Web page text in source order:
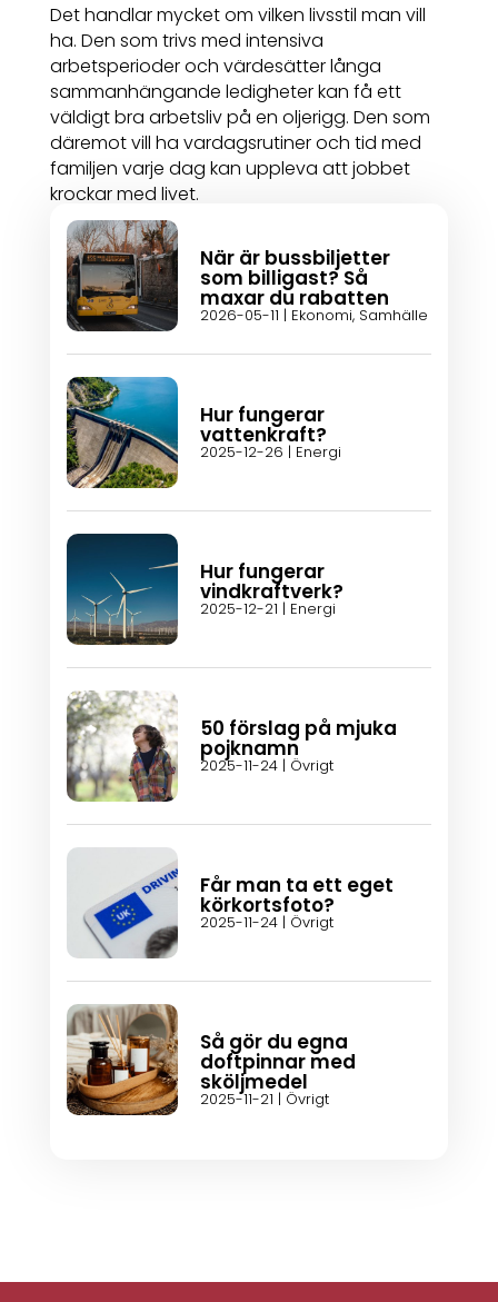
Det handlar mycket om vilken livsstil man vill
ha. Den som trivs med intensiva
arbetsperioder och värdesätter långa
sammanhängande ledigheter kan få ett
väldigt bra arbetsliv på en oljerigg. Den som
däremot vill ha vardagsrutiner och tid med
familjen varje dag kan uppleva att jobbet
krockar med livet.
När är bussbiljetter
som billigast? Så
maxar du rabatten
2026-05-11 | Ekonomi, Samhälle
Hur fungerar
vattenkraft?
2025-12-26 | Energi
Hur fungerar
vindkraftverk?
2025-12-21 | Energi
50 förslag på mjuka
pojknamn
2025-11-24| Övrigt
Får man ta ett eget
körkortsfoto?
2025-11-24| Övrigt
Så gör du egna
doftpinnar med
sköljmedel
2025-11-21 | Övrigt